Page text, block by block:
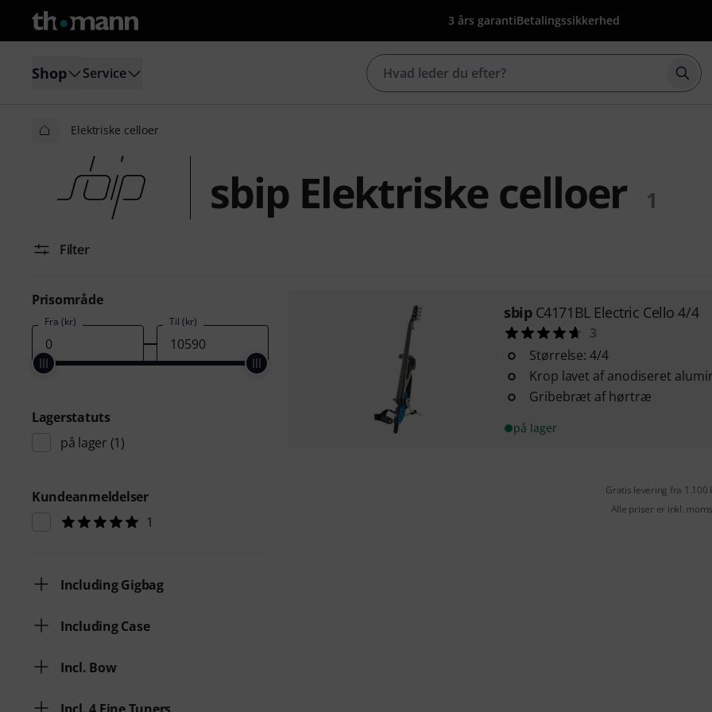
3 års garantiBetalingssikkerhed
Shop Service
Elektriske celloer
sbip Elektriske celloer 1
Filter
Prisområde
Fra (kr) Til (kr)
Lagerstatuts
på lager (1)
Kundeanmeldelser
1
Including Gigbag
Including Case
Incl. Bow
sbip C4171BL Electric Cello 4/4
3
Størrelse: 4/4
Krop lavet af anodiseret
Gribebræt af hørtræ
på lager
Gratis levering fra 1.100
Alle priser er inkl. moms